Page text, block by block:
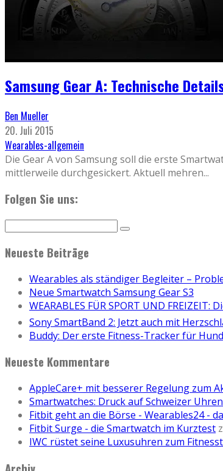
Samsung Gear A: Technische
Ben Mueller
20. Juli 2015
Wearables-allgemein
Die Gear A von Samsung soll die erste
mittlerweile durchgesickert. Aktuell mehren...
Folgen Sie uns:
Neueste Beiträge
Wearables als ständiger Begleiter –
Neue Smartwatch Samsung Gear S3
WEARABLES FÜR SPORT UND
Sony SmartBand 2: Jetzt auch mit
Buddy: Der erste Fitness-Tracker für
Neueste Kommentare
AppleCare+ mit besserer Regelung zum
Smartwatches: Druck auf Schweizer
Fitbit geht an die Börse - Wearables24 -
Fitbit Surge - die Smartwatch im Kurztest
IWC rüstet seine Luxusuhren zum